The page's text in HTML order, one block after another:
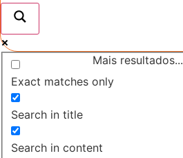
Mais resultados...
Exact matches only
Search in title
Search in content